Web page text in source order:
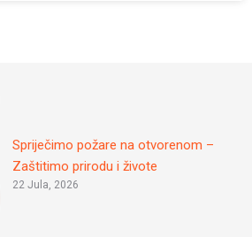
Spriječimo požare na otvorenom –
Zaštitimo prirodu i živote
22 Jula, 2026